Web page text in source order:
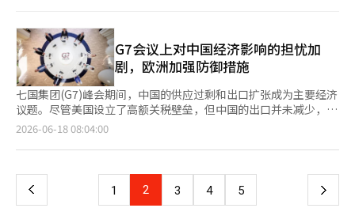
克服这一挑战和恢复包容性增长的三项合作方案。 首先，各国应
基于信任与合作的精神，追求务实的讨论和国际合作，以缓解全球
不平衡。※ 本报道经人工智能（AI）系统翻译与编辑。
能源供应链韧性增强系统，以便在亚洲地区制定信息共享、预警机
制和供应链韧性增强等实际合作方案。” 青瓦台认为，此次G7的
参与具有确保以国家利益为中心的务实外交动能的重要意义。 各
国领导人讨论了包括G7成员国和包括我国在内的5个受邀国及主要
国际组织在内的议题，内容包括：建立新的伙伴关系、实现平衡的
经济增长、确保安全、快速和高效的人工智能引入方案。※ 本报
道经人工智能（AI）系统翻译与编辑。
虽然官方文件中并未直接提及中国，但政府补贴等扭曲市场的政
策、供应过剩和不公平贸易行为等核心问题被提出。 美国对中国
的关税并未减少中国的出口，反而导致其转向欧洲和亚洲市场。中
国在去年创下了1.2万亿美元（约1817万亿韩元）的历史最高贸易
顺差。随着美国关税壁垒的提高，中国商品开始流向相对关税较低
的欧洲和亚洲市场。美联社报道称，今年1月至5月对欧盟的出口同
比增长了16.4%。 欧洲对“中国冲击2.0”的担忧与2000年代初的
首次冲击有所不同。当时，纺织品、家具、玩具和电子产品等低价
制造业产品减少了美国和欧洲的工厂就业机会。而现在，电动车、
加值产业正与中国企业和产品直接竞争。 德国被视为这种压力的
典型案例。过去将中国市场视为主要出口市场的德国企业，近期在
G7会议上对中国经济影响的担忧加
剧，欧洲加强防御措施
七国集团(G7)峰会期间，中国的供应过剩和出口扩张成为主要经济
议题。尽管美国设立了高额关税壁垒，但中国的出口并未减少，反
而转向欧洲和亚洲，导致所谓的“中国冲击2.0”担忧加剧。 根据
G7峰会上，各国生产和消费不平衡的问题成为主要议题。虽然官
贸易行为等问题被列为核心议题。 美国对中国的关税并未减少中
国的出口，反而导致其产品转向欧洲和亚洲等关税相对较低的市
2026-06-18 08:04:00
上
页
1 2 3 4 5 下